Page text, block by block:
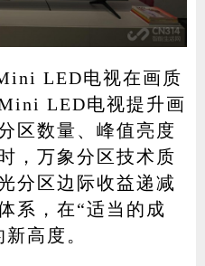
LED电视在画质
LED电视提升画
区数量、峰值亮度
，万象分区技术质
分区边际收益递减
系，在“适当的成
高度。